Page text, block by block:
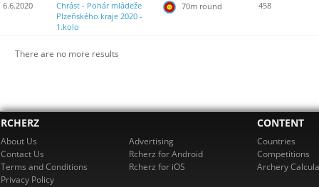
6.6.2020
Chrást - Pohár mládeže
Plzeňského kraje 2020 -
1.kolo
70m round 458
There are no more results
RCHERZ
About Us
Contact Us
Terms and Conditions
Privacy Policy
Advertising
Rcherz for Android
Rcherz for iOS
CONTENT
Countries
Competitions
Archery